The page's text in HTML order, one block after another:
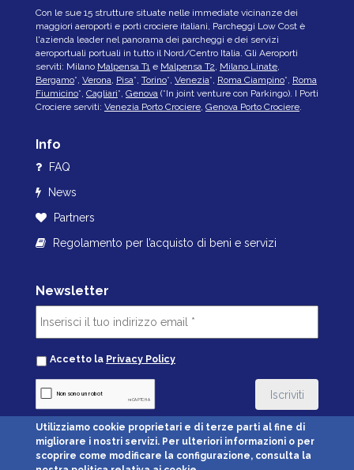
Utilizziamo cookie proprietari e di terze parti al fine di
migliorare i nostri servizi. Per ulteriori informazioni o per
scoprire come modificare la configurazione, consulta la
Con le sue 15 strutture situate nelle immediate vicinanze dei
maggiori aeroporti e porti crociere italiani, Parcheggi Low Cost è
l'azienda leader nel panorama dei parcheggi e dei servizi
aeroportuali portuali in tutto il Nord/Centro Italia. Gli Aeroporti
serviti: Milano Malpensa T1 e Malpensa T2, Milano Linate,
Bergamo*, Verona, Pisa*, Torino*, Venezia*, Roma Ciampino*, Roma
Fiumicino*, Cagliari*, Genova (*In joint venture con Parkingo). I Porti
Crociere serviti: Venezia Porto Crociere, Genova Porto Crociere.
Info
FAQ
News
Partners
Regolamento per l’acquisto di beni e servizi
Newsletter
Accetto la Privacy Policy
Carte di credito accettate: